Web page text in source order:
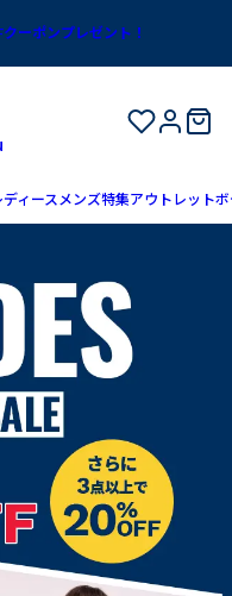
ーポンプレゼント！
ディースメンズ特集アウトレットボ